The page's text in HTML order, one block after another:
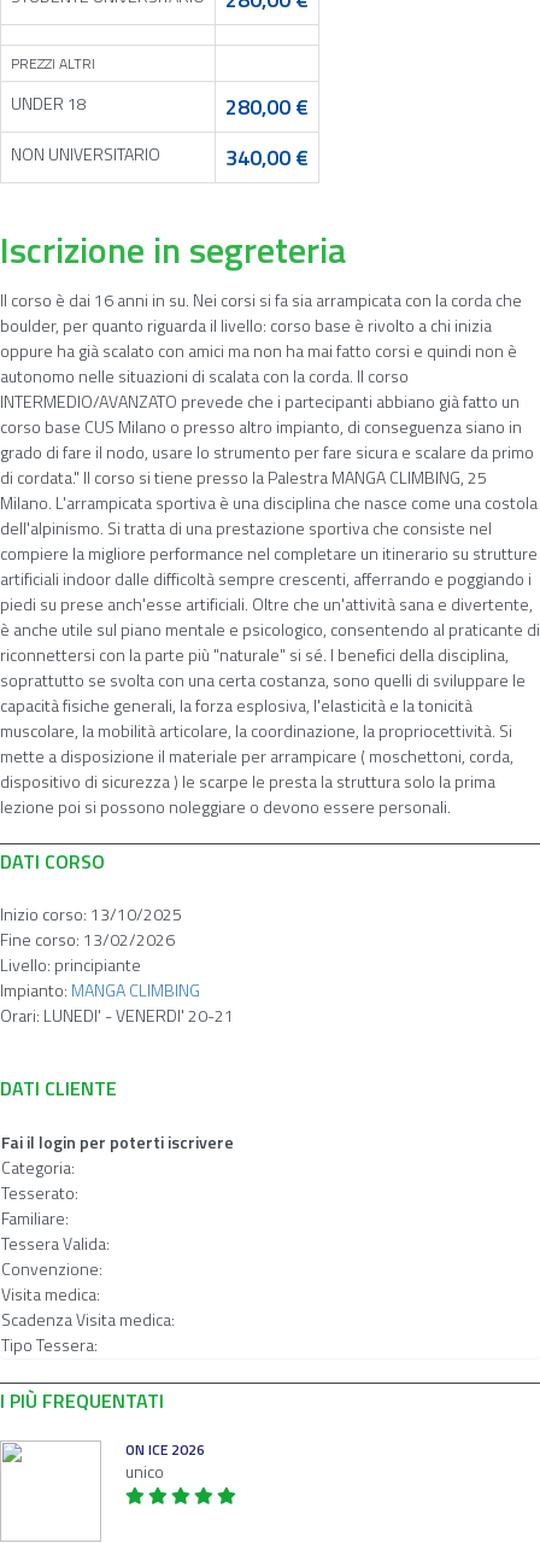
PREZZI ALTRI
UNDER 18 280,00 €
NON UNIVERSITARIO 340,00 €
Iscrizione in segreteria
Il corso è dai 16 anni in su. Nei corsi si fa sia arrampicata con la corda che
boulder, per quanto riguarda il livello: corso base è rivolto a chi inizia
oppure ha già scalato con amici ma non ha mai fatto corsi e quindi non è
autonomo nelle situazioni di scalata con la corda. Il corso
INTERMEDIO/AVANZATO prevede che i partecipanti abbiano già fatto un
corso base CUS Milano o presso altro impianto, di conseguenza siano in
grado di fare il nodo, usare lo strumento per fare sicura e scalare da primo
di cordata." Il corso si tiene presso la Palestra MANGA CLIMBING, 25
Milano. L'arrampicata sportiva è una disciplina che nasce come una costola
dell'alpinismo. Si tratta di una prestazione sportiva che consiste nel
compiere la migliore performance nel completare un itinerario su strutture
artificiali indoor dalle difficoltà sempre crescenti, afferrando e poggiando i
piedi su prese anch'esse artificiali. Oltre che un'attività sana e divertente,
è anche utile sul piano mentale e psicologico, consentendo al praticante di
riconnettersi con la parte più "naturale" si sé. I benefici della disciplina,
soprattutto se svolta con una certa costanza, sono quelli di sviluppare le
capacità fisiche generali, la forza esplosiva, l'elasticità e la tonicità
muscolare, la mobilità articolare, la coordinazione, la propriocettività. Si
mette a disposizione il materiale per arrampicare ( moschettoni, corda,
dispositivo di sicurezza ) le scarpe le presta la struttura solo la prima
lezione poi si possono noleggiare o devono essere personali.
DATI CORSO
Inizio corso: 13/10/2025
Fine corso: 13/02/2026
Livello: principiante
Impianto: MANGA CLIMBING
Orari: LUNEDI' - VENERDI' 20-21
DATI CLIENTE
Fai il login per poterti iscrivere
Categoria:
Tesserato:
Familiare:
Tessera Valida:
Convenzione:
Visita medica:
Scadenza Visita medica:
Tipo Tessera:
I PIÙ FREQUENTATI
ON ICE 2026
unico